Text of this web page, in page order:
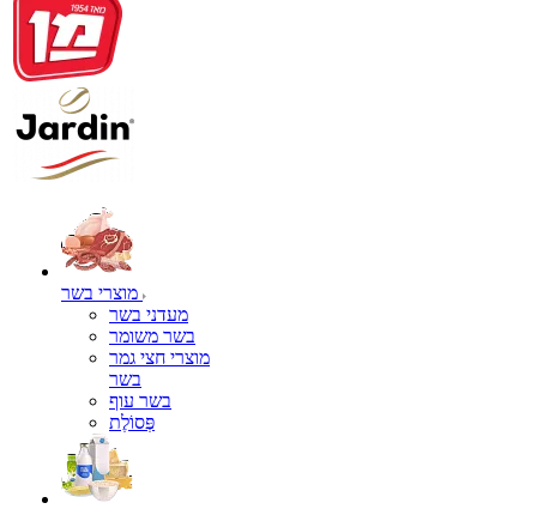
מעדני בשר
בשר משומר
מוצרי חצי גמר
בשר
בשר עוף
פְּסוֹלֶת